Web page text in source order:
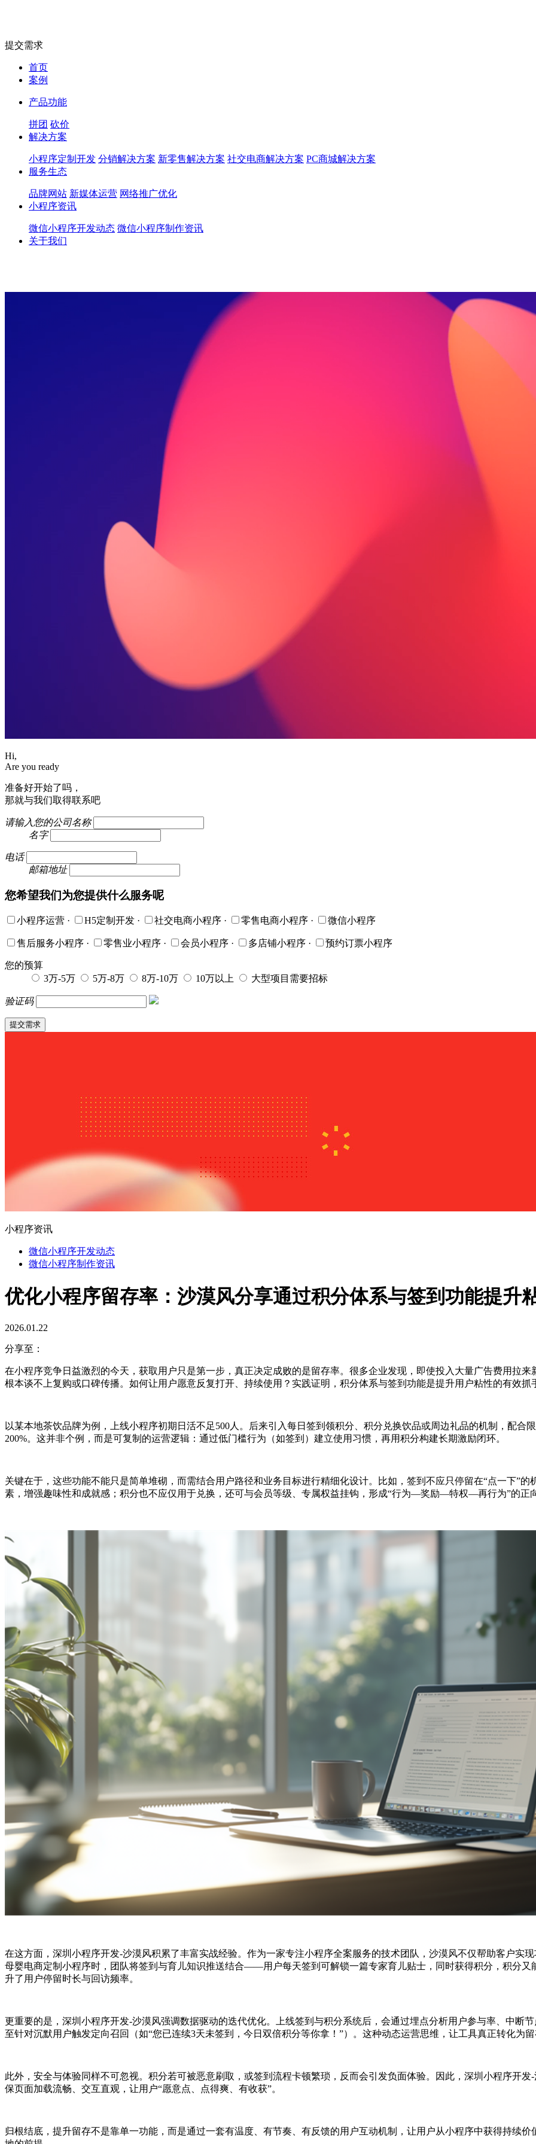
提交需求
首页
案例
产品功能
拼团 砍价
解决方案
小程序定制开发 分销解决方案 新零售解决方案 社交电商解决方案 PC商城解决方案
服务生态
品牌网站 新媒体运营 网络推广优化
小程序资讯
微信小程序开发动态 微信小程序制作资讯
关于我们
Hi,
Are you ready
准备好开始了吗，
那就与我们取得联系吧
请输入您的公司名称
名字
电话
邮箱地址
您希望我们为您提供什么服务呢
小程序运营 · H5定制开发 · 社交电商小程序 · 零售电商小程序 · 微信小程序
售后服务小程序 · 零售业小程序 · 会员小程序 · 多店铺小程序 · 预约订票小程序
您的预算
3万-5万
5万-8万 8万-10万 10万以上 大型项目需要招标
验证码
小程序资讯
微信小程序开发动态
微信小程序制作资讯
优化小程序留存率：沙漠风分享通过积分体系与签到功能提升
2026.01.22
分享至：
在小程序竞争日益激烈的今天，获取用户只是第一步，真正决定成败的是留存率。很多企业发现，即使投入大量广告费用拉
根本谈不上复购或口碑传播。如何让用户愿意反复打开、持续使用？实践证明，积分体系与签到功能是提升用户粘性的有效抓
以某本地茶饮品牌为例，上线小程序初期日活不足500人。后来引入每日签到领积分、积分兑换饮品或周边礼品的机制，配合
200%。这并非个例，而是可复制的运营逻辑：通过低门槛行为（如签到）建立使用习惯，再用积分构建长期激励闭环。
关键在于，这些功能不能只是简单堆砌，而需结合用户路径和业务目标进行精细化设计。比如，签到不应只停留在“点一下”
素，增强趣味性和成就感；积分也不应仅用于兑换，还可与会员等级、专属权益挂钩，形成“行为—奖励—特权—再行为”的正
在这方面，深圳小程序开发-沙漠风积累了丰富实战经验。作为一家专注小程序全案服务的技术团队，沙漠风不仅帮助客户实
母婴电商定制小程序时，团队将签到与育儿知识推送结合——用户每天签到可解锁一篇专家育儿贴士，同时获得积分，积分又
升了用户停留时长与回访频率。
更重要的是，深圳小程序开发-沙漠风强调数据驱动的迭代优化。上线签到与积分系统后，会通过埋点分析用户参与率、中断
至针对沉默用户触发定向召回（如“您已连续3天未签到，今日双倍积分等你拿！”）。这种动态运营思维，让工具真正转化为
此外，安全与体验同样不可忽视。积分若可被恶意刷取，或签到流程卡顿繁琐，反而会引发负面体验。因此，深圳小程序开
保页面加载流畅、交互直观，让用户“愿意点、点得爽、有收获”。
归根结底，提升留存不是靠单一功能，而是通过一套有温度、有节奏、有反馈的用户互动机制，让用户从小程序中获得持续